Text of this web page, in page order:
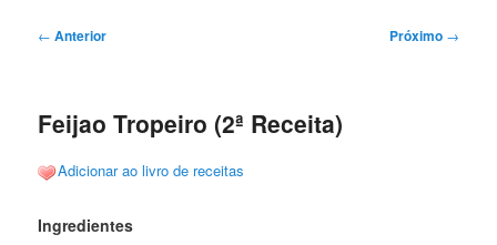
Navegação
← Anterior Próximo →
Feijao Tropeiro (2ª Receita)
Adicionar ao livro de receitas
Ingredientes